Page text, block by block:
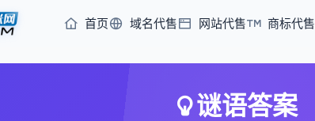
首页 域名代售 网站代售 商标代售
谜语答案